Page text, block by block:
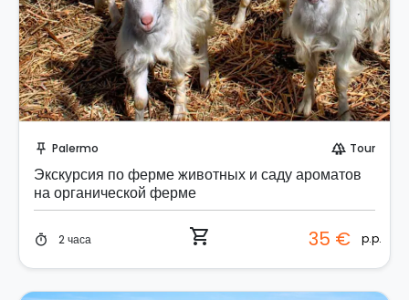
push_pin Palermo forest Tour
Экскурсия по ферме животных и саду ароматов
на органической ферме
timer 2 часа shopping_cart 35 € p.p.